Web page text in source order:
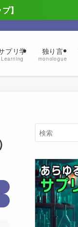
】
プリ学
Learning
独り言
monologue